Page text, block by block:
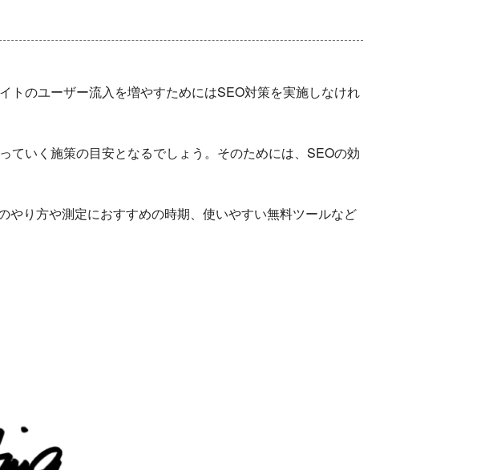
トのユーザー流入を増やすためにはSEO対策を実施しなけれ
ていく施策の目安となるでしょう。そのためには、SEOの効
り方や測定におすすめの時期、使いやすい無料ツールなど